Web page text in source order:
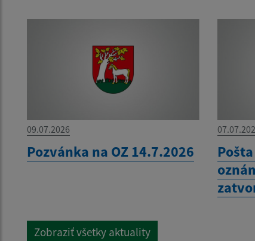
09.07.2026
Pozvánka na OZ 14.7.2026
Zobraziť všetky aktuality